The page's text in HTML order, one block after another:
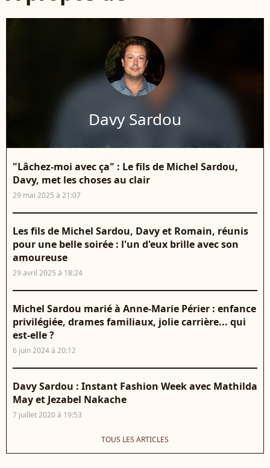
Davy Sardou
"Lâchez-moi avec ça" : Le fils de Michel Sardou,
Davy, met les choses au clair
29 mai 2025 à 21:07
Les fils de Michel Sardou, Davy et Romain, réunis
pour une belle soirée : l'un d'eux brille avec son
amoureuse
29 avril 2025 à 18:24
Michel Sardou marié à Anne-Marie Périer : enfance
privilégiée, drames familiaux, jolie carrière... qui
est-elle ?
6 juin 2024 à 20:12
Davy Sardou : Instant Fashion Week avec Mathilda
May et Jezabel Nakache
7 juillet 2020 à 19:53
TOUS LES ARTICLES